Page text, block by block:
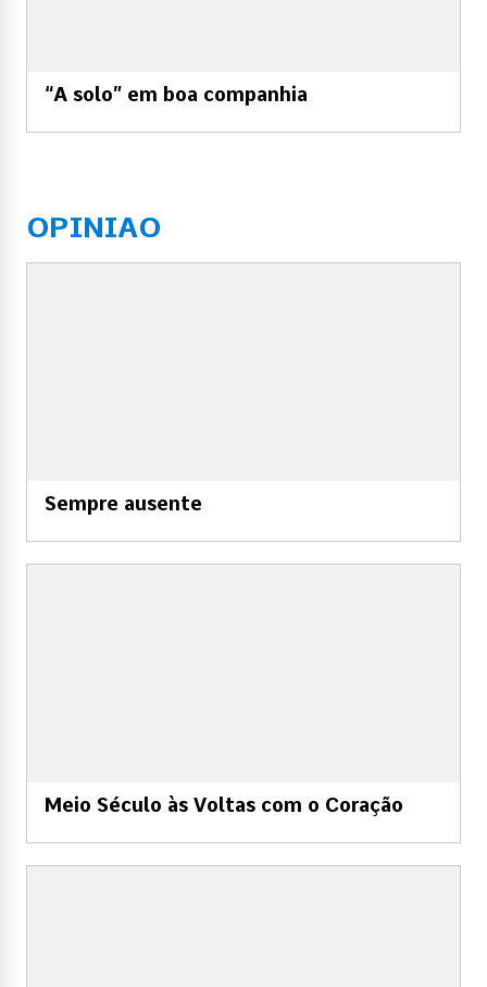
“A solo” em boa companhia
OPINIAO
Sempre ausente
Meio Século às Voltas com o Coração